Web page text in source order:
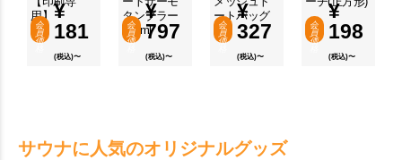
用】
会
員
価
¥
181
(税込)〜
タンブラー
350ml
会
員
価
¥
797
(税込)〜
ートバッグ
会
員
価
¥
327
(税込)〜
会
員
価
¥
198
(税込)〜
サウナに人気のオリジナルグッズ